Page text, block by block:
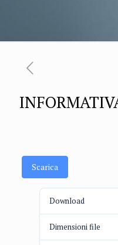
Scarica
Download
Dimensioni file